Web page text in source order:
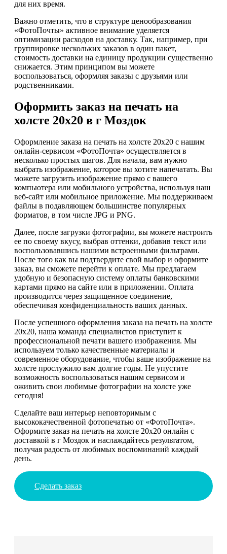
для них время.
Важно отметить, что в структуре ценообразования
«ФотоПочты» активное внимание уделяется
оптимизации расходов на доставку. Так, например, при
группировке нескольких заказов в один пакет,
стоимость доставки на единицу продукции существенно
снижается. Этим принципом вы можете
воспользоваться, оформляя заказы с друзьями или
родственниками.
Оформить заказ на печать на
холсте 20х20 в г Моздок
Оформление заказа на печать на холсте 20х20 с нашим
онлайн-сервисом «ФотоПочта» осуществляется в
несколько простых шагов. Для начала, вам нужно
выбрать изображение, которое вы хотите напечатать. Вы
можете загрузить изображение прямо с вашего
компьютера или мобильного устройства, используя наш
веб-сайт или мобильное приложение. Мы поддерживаем
файлы в подавляющем большинстве популярных
форматов, в том числе JPG и PNG.
Далее, после загрузки фотографии, вы можете настроить
ее по своему вкусу, выбрав оттенки, добавив текст или
воспользовавшись нашими встроенными фильтрами.
После того как вы подтвердите свой выбор и оформите
заказ, вы сможете перейти к оплате. Мы предлагаем
удобную и безопасную систему оплаты банковскими
картами прямо на сайте или в приложении. Оплата
производится через защищенное соединение,
обеспечивая конфиденциальность ваших данных.
После успешного оформления заказа на печать на холсте
20х20, наша команда специалистов приступит к
профессиональной печати вашего изображения. Мы
используем только качественные материалы и
современное оборудование, чтобы ваше изображение на
холсте прослужило вам долгие годы. Не упустите
возможность воспользоваться нашим сервисом и
оживить свои любимые фотографии на холсте уже
сегодня!
Сделайте ваш интерьер неповторимым с
высококачественной фотопечатью от «ФотоПочта».
Оформите заказ на печать на холсте 20х20 онлайн с
доставкой в г Моздок и наслаждайтесь результатом,
получая радость от любимых воспоминаний каждый
день.
Сделать заказ